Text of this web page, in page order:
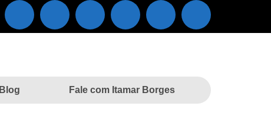
Blog Fale com Itamar Borges